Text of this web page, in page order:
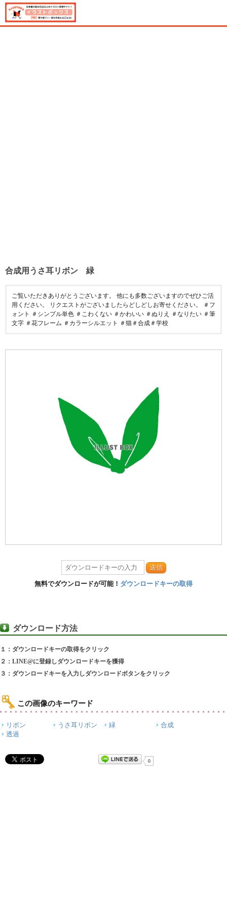
合成用うさ耳リボン 緑
ご覧いただきありがとうございます。 他にも多数ございますのでぜひご活
用ください。 リクエストがございましたらどしどしお寄せください。 ＃フ
ォント ＃シンプル単色 ＃こわくない ＃かわいい ＃ぬりえ ＃なりたい ＃筆
文字 ＃花フレーム ＃カラーシルエット ＃猫＃合成＃学校
送信
無料でダウンロードが可能！ ダウンロードキーの取得
ダウンロード方法
１：ダウンロードキーの取得をクリック
２：LINE@に登録しダウンロードキーを獲得
３：ダウンロードキーを入力しダウンロードボタンをクリック
この画像のキーワード
リボン うさ耳リボン 緑
合成
透過
0